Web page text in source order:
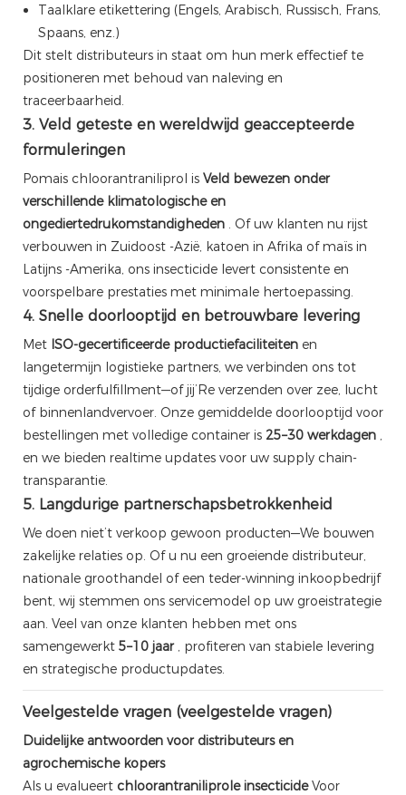
Taalklare etikettering (Engels, Arabisch, Russisch, Frans,
Spaans, enz.)
Dit stelt distributeurs in staat om hun merk effectief te
positioneren met behoud van naleving en
traceerbaarheid.
3. Veld geteste en wereldwijd geaccepteerde
formuleringen
Pomais chloorantraniliprol is Veld bewezen onder
verschillende klimatologische en
ongediertedrukomstandigheden . Of uw klanten nu rijst
verbouwen in Zuidoost -Azië, katoen in Afrika of maïs in
Latijns -Amerika, ons insecticide levert consistente en
voorspelbare prestaties met minimale hertoepassing.
4. Snelle doorlooptijd en betrouwbare levering
Met ISO-gecertificeerde productiefaciliteiten en
langetermijn logistieke partners, we verbinden ons tot
tijdige orderfulfillment—of jij’Re verzenden over zee, lucht
of binnenlandvervoer. Onze gemiddelde doorlooptijd voor
bestellingen met volledige container is 25–30 werkdagen ,
en we bieden realtime updates voor uw supply chain-
transparantie.
5. Langdurige partnerschapsbetrokkenheid
We doen niet’t verkoop gewoon producten—We bouwen
zakelijke relaties op. Of u nu een groeiende distributeur,
nationale groothandel of een teder-winning inkoopbedrijf
bent, wij stemmen ons servicemodel op uw groeistrategie
aan. Veel van onze klanten hebben met ons
samengewerkt 5–10 jaar , profiteren van stabiele levering
en strategische productupdates.
Veelgestelde vragen (veelgestelde vragen)
Duidelijke antwoorden voor distributeurs en
agrochemische kopers
Als u evalueert chloorantraniliprole insecticideVoor